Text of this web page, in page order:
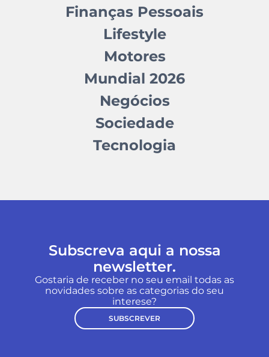
Finanças Pessoais
Lifestyle
Motores
Mundial 2026
Negócios
Sociedade
Tecnologia
Subscreva aqui a nossa
newsletter.
Gostaria de receber no seu email todas as
novidades sobre as categorias do seu
interese?
SUBSCREVER